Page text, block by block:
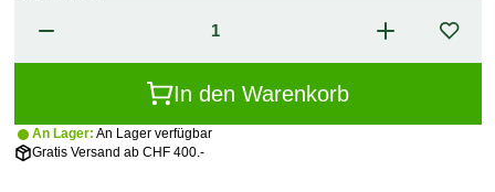
In den Warenkorb
An Lager: An Lager verfügbar
Gratis Versand ab CHF 400.-